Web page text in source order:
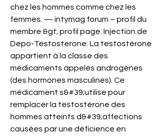
chez les hommes comme chez les
femmes. — intymag forum – profil du
membre &gt; profil page. Injection de
Depo-Testosterone: La testostérone
appartient à la classe des
médicaments appelés androgènes
(des hormones masculines). Ce
médicament s&#39;utilise pour
remplacer la testostérone des
hommes atteints d&#39;affections
causées par une déficience en